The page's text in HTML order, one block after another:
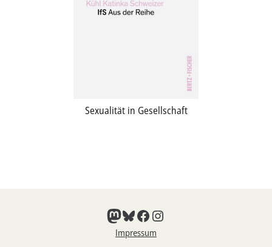
Sexualität in Gesellschaft
Mastodon
Bluesky
Facebook
Instagram
Impressum